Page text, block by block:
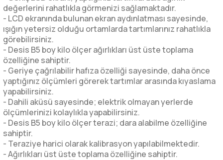
değerlerini rahatlıkla görmenizi sağlamaktadır.
- LCD ekranında bulunan ekran aydınlatması sayesinde,
ışığın yetersiz olduğu ortamlarda tartımlarınız rahatlıkla
görebilirsiniz.
- Desis B5 boy kilo ölçer ağırlıkları üst üste toplama
özelliğine sahiptir.
- Geriye çağrılabilir hafıza özelliği sayesinde, daha önce
yaptığınız ölçümleri görerek tartımlar arasında kıyaslama
yapabilirsiniz.
- Dahili aküsü sayesinde; elektrik olmayan yerlerde
ölçümlerinizi kolaylıkla yapabilirsiniz.
- Desis B5 boy kilo ölçer terazi; dara alabilme özelliğine
sahiptir.
- Teraziye harici olarak kalibrasyon yapılabilmektedir.
- Ağırlıkları üst üste toplama özelliğine sahiptir.